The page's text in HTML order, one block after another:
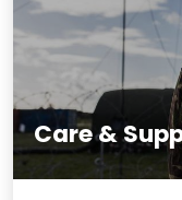
Care &